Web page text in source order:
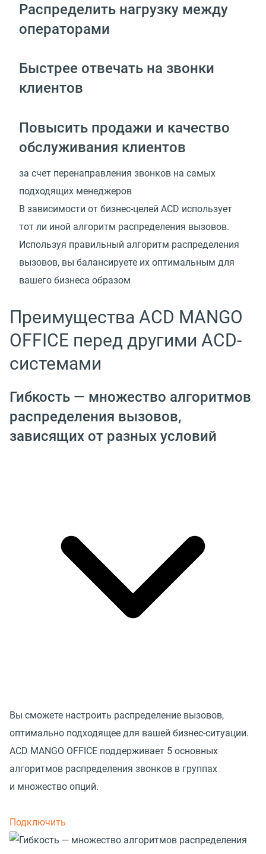
Распределить нагрузку между
операторами
Быстрее отвечать на звонки
клиентов
Повысить продажи и качество
обслуживания клиентов
за счет перенаправления звонков на самых
подходящих менеджеров
В зависимости от бизнес-целей ACD использует
тот ли иной алгоритм распределения вызовов.
Используя правильный алгоритм распределения
вызовов, вы балансируете их оптимальным для
вашего бизнеса образом
Преимущества ACD MANGO
OFFICE перед другими ACD-
системами
Гибкость — множество алгоритмов
распределения вызовов,
зависящих от разных условий
Вы сможете настроить распределение вызовов,
оптимально подходящее для вашей бизнес-ситуации.
ACD MANGO OFFICE поддерживает 5 основных
алгоритмов распределения звонков в группах
и множество опций.
Подключить